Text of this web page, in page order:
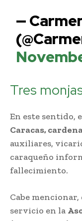
—
Tres
En este sentido,
Caracas,
auxiliares,
caraqueño
fallecimiento.
Cabe
servicio en la